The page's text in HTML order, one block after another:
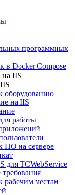
программных
в Docker Compose
на IIS
оборудованию
на IIS
работы
ПО на сервере
для TCWebService
требования
рабочим местам